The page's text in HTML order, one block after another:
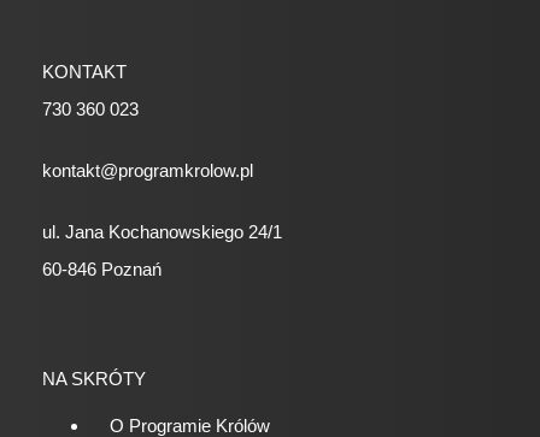
KONTAKT
730 360 023
kontakt@programkrolow.pl
ul. Jana Kochanowskiego 24/1
60-846 Poznań
NA SKRÓTY
O Programie Królów